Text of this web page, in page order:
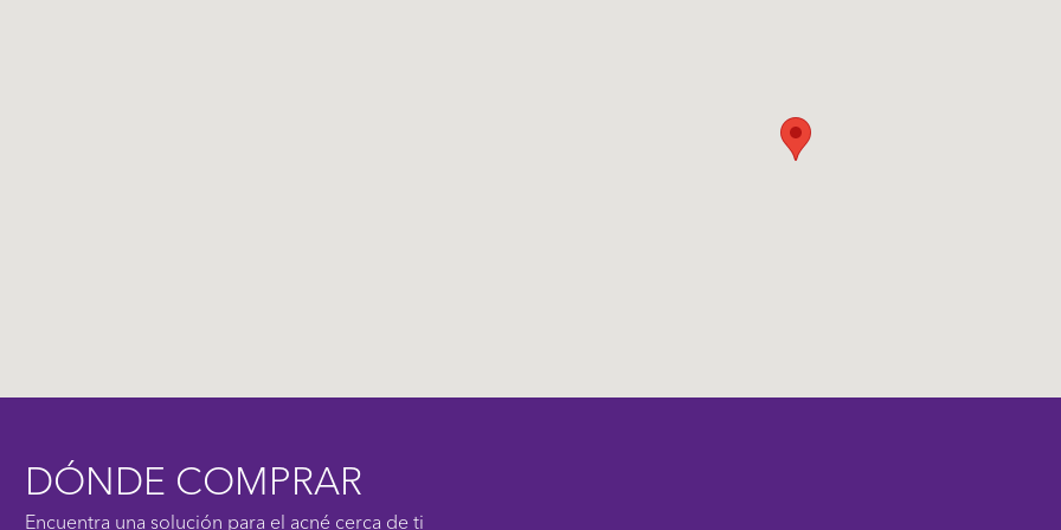
DÓNDE COMPRAR
Encuentra una solución para el acné cerca de ti